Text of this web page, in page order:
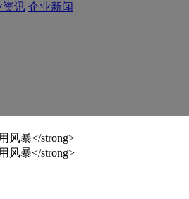
资讯 企业新闻